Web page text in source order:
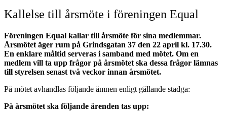
Kallelse till årsmöte i föreningen Equal
Föreningen Equal kallar till årsmöte för sina medlemmar.
Årsmötet äger rum på Grindsgatan 37 den 22 april kl. 17.30.
En enklare måltid serveras i samband med mötet. Om en
medlem vill ta upp frågor på årsmötet ska dessa frågor lämnas
till styrelsen senast två veckor innan årsmötet.
På mötet avhandlas följande ämnen enligt gällande stadga:
På årsmötet ska följande ärenden tas upp: